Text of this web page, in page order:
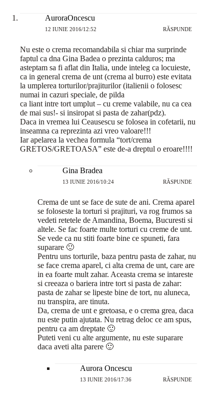
AuroraOncescu
12 IUNIE 2016/12:52 RĂSPUNDE
Nu este o crema recomandabila si chiar ma surprinde
faptul ca dna Gina Badea o prezinta calduros; ma
asteptam sa fi aflat din Italia, unde inteleg ca locuieste,
ca in general crema de unt (crema al burro) este evitata
la umplerea torturilor/prajiturilor (italienii o folosesc
numai in cazuri speciale, de pilda
ca liant intre tort umplut – cu creme valabile, nu ca cea
de mai sus!- si insiropat si pasta de zahar(pdz).
Daca in vremea lui Ceausescu se folosea in cofetarii, nu
inseamna ca reprezinta azi vreo valoare!!!
Iar apelarea la vechea formula “tort/crema
GRETOS/GRETOASA” este de-a dreptul o eroare!!!!
Gina Bradea
13 IUNIE 2016/10:24 RĂSPUNDE
Crema de unt se face de sute de ani. Crema aparel
se foloseste la torturi si prajituri, va rog frumos sa
vedeti retetele de Amandina, Boema, Bucuresti si
altele. Se fac foarte multe torturi cu creme de unt.
Se vede ca nu stiti foarte bine ce spuneti, fara
suparare 🙂
Pentru uns torturile, baza pentru pasta de zahar, nu
se face crema aparel, ci alta crema de unt, care are
in ea foarte mult zahar. Aceasta crema se intareste
si creeaza o bariera intre tort si pasta de zahar:
pasta de zahar se lipeste bine de tort, nu aluneca,
nu transpira, are tinuta.
Da, crema de unt e gretoasa, e o crema grea, daca
nu este putin ajutata. Nu retrag deloc ce am spus,
pentru ca am dreptate 🙂
Puteti veni cu alte argumente, nu este suparare
daca aveti alta parere 🙂
Aurora Oncescu
13 IUNIE 2016/17:36 RĂSPUNDE